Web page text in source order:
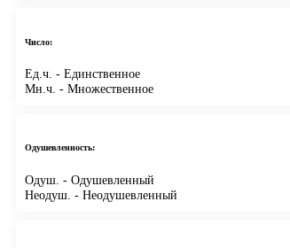
Число:
Ед.ч. - Единственное
Мн.ч. - Множественное
Одушевленность:
Одуш. - Одушевленный
Неодуш. - Неодушевленный